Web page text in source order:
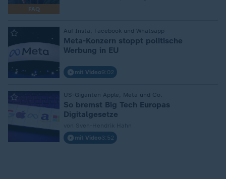
FAQ
Auf Insta, Facebook und Whatsapp
Meta-Konzern stoppt politische
Werbung in EU
mit Video9:02
US-Giganten Apple, Meta und Co.
So bremst Big Tech Europas
Digitalgesetze
mit Video3:52